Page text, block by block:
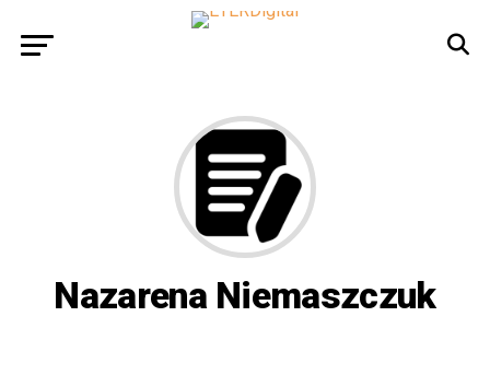
Nazarena Niemaszczuk